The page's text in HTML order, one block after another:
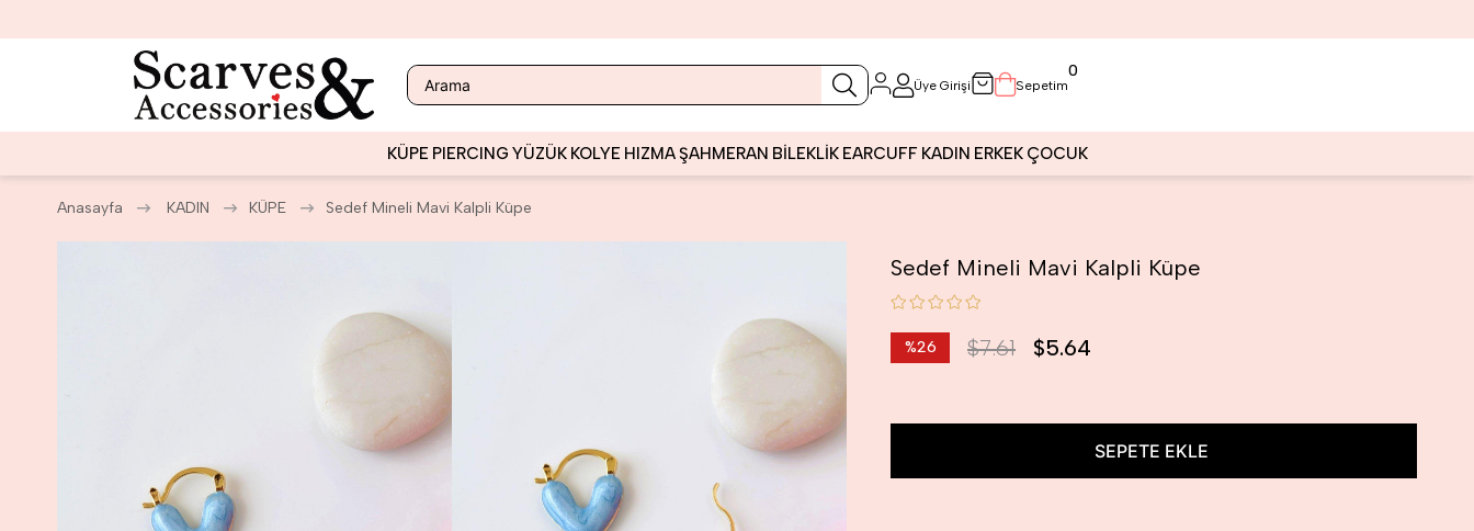
Üye Girişi Sepetim
0
KÜPE PIERCING YÜZÜK KOLYE HIZMAŞAHMERAN BİLEKLİK EARCUFF KADIN ERKEK ÇOCUK
Anasayfa KADIN KÜPE Sedef Mineli Mavi Kalpli Küpe
Sedef Mineli Mavi Kalpli Küpe
%26
$7.61 $5.64